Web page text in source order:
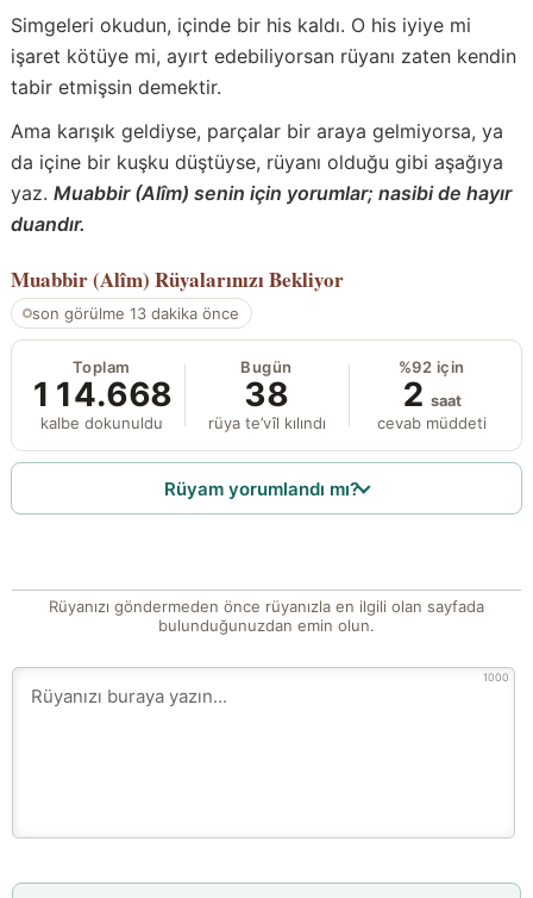
Simgeleri okudun, içinde bir his kaldı. O his iyiye mi
işaret kötüye mi, ayırt edebiliyorsan rüyanı zaten kendin
tabir etmişsin demektir.
Ama karışık geldiyse, parçalar bir araya gelmiyorsa, ya
da içine bir kuşku düştüyse, rüyanı olduğu gibi aşağıya
yaz. Muabbir (Alîm) senin için yorumlar; nasibi de hayır
duandır.
Muabbir (Alîm) Rüyalarınızı Bekliyor
son görülme 13 dakika önce
Toplam
114.668
kalbe dokunuldu
Bugün
38
rüya te’vîl kılındı
%92 için
2 saat
cevab müddeti
Rüyam yorumlandı mı?
Rüyanızı göndermeden önce rüyanızla en ilgili olan sayfada
bulunduğunuzdan emin olun.
1000